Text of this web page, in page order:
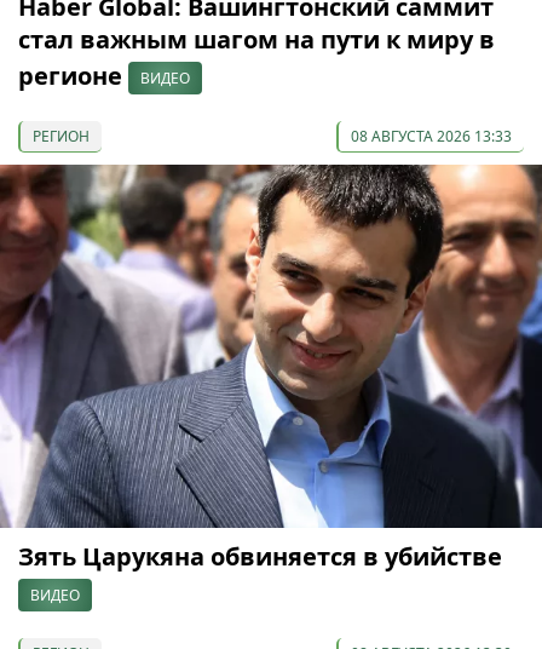
Haber Global: Вашингтонский саммит
стал важным шагом на пути к миру в
регионе
ВИДЕО
РЕГИОН 08 АВГУСТА 2026 13:33
Зять Царукяна обвиняется в убийстве
ВИДЕО